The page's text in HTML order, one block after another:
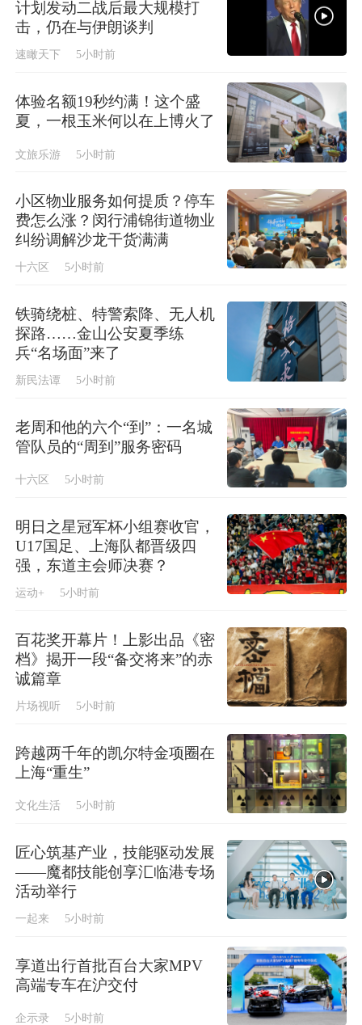
计划发动二战后最大规模打
击，仍在与伊朗谈判
速瞰天下 5小时前
体验名额19秒约满！这个盛
夏，一根玉米何以在上博火了
文旅乐游 5小时前
小区物业服务如何提质？停车
费怎么涨？闵行浦锦街道物业
纠纷调解沙龙干货满满
十六区 5小时前
铁骑绕桩、特警索降、无人机
探路……金山公安夏季练
兵“名场面”来了
新民法谭 5小时前
老周和他的六个“到”：一名城
管队员的“周到”服务密码
十六区 5小时前
明日之星冠军杯小组赛收官，
U17国足、上海队都晋级四
强，东道主会师决赛？
运动+ 5小时前
百花奖开幕片！上影出品《密
档》揭开一段“备交将来”的赤
诚篇章
片场视听 5小时前
跨越两千年的凯尔特金项圈在
上海“重生”
文化生活 5小时前
匠心筑基产业，技能驱动发展
——魔都技能创享汇临港专场
活动举行
一起来 5小时前
享道出行首批百台大家MPV
高端专车在沪交付
企示录 5小时前